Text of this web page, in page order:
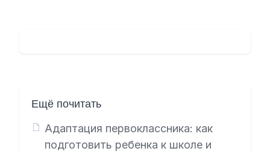
Ещё почитать
Адаптация первоклассника: как
подготовить ребенка к школе и